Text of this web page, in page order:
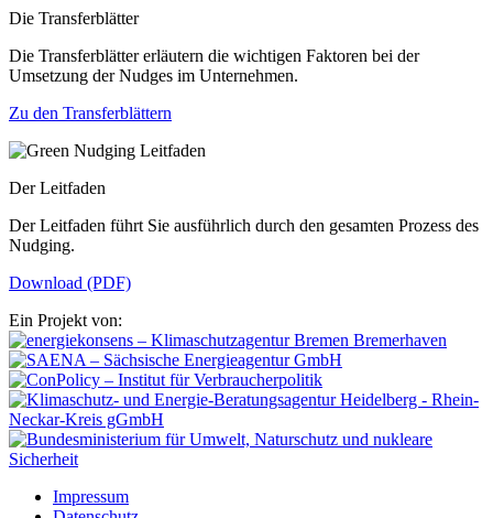
Die Transferblätter
Die Transferblätter erläutern die wichtigen Faktoren bei der
Umsetzung der Nudges im Unternehmen.
Zu den Transferblättern
Der Leitfaden
Der Leitfaden führt Sie ausführlich durch den gesamten Prozess des
Nudging.
Download (PDF)
Ein Projekt von:
Impressum